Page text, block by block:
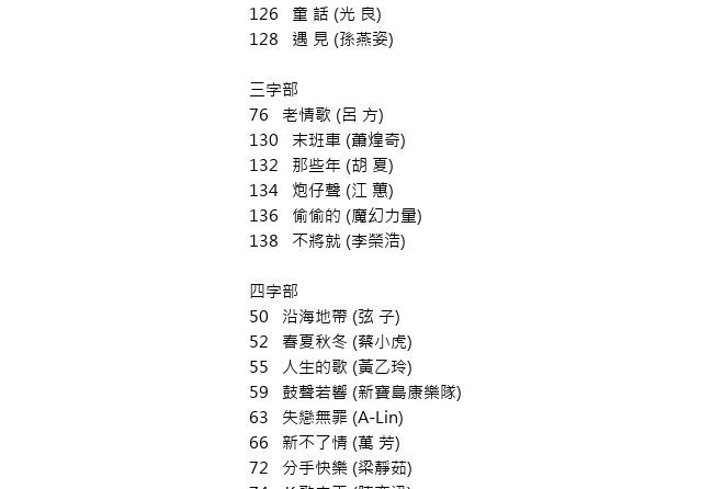
126 童 話 (光 良)
128 遇 見 (孫燕姿)
三字部
76 老情歌 (呂 方)
130 末班車 (蕭煌奇)
132 那些年 (胡 夏)
134 炮仔聲 (江 蕙)
136 偷偷的 (魔幻力量)
138 不將就 (李榮浩)
四字部
50 沿海地帶 (弦 子)
52 春夏秋冬 (蔡小虎)
55 人生的歌 (黃乙玲)
59 鼓聲若響 (新寶島康樂隊)
63 失戀無罪 (A-Lin)
66 新不了情 (萬 芳)
72 分手快樂 (梁靜茹)